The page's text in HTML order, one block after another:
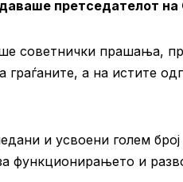
претседателот
советнички прашања,
а на истите
и усвоени голем
функционирањето и